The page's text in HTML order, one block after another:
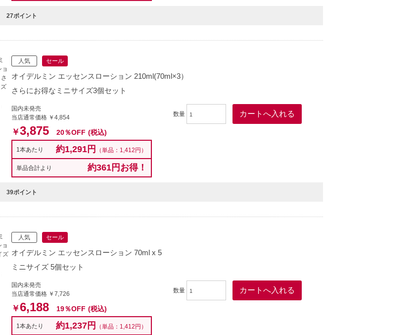
27ポイント
人気 セール
オイデルミン エッセンスローション 210ml(70ml×3）
さらにお得なミニサイズ3個セット
国内未発売
当店通常価格 ￥4,854
￥3,875 20％OFF (税込)
1本あたり 約1,291円 （単品：1,412円）
単品合計より 約361円お得！
数量
39ポイント
人気 セール
オイデルミン エッセンスローション 70ml x 5
ミニサイズ 5個セット
国内未発売
当店通常価格 ￥7,726
￥6,188 19％OFF (税込)
1本あたり 約1,237円 （単品：1,412円）
数量